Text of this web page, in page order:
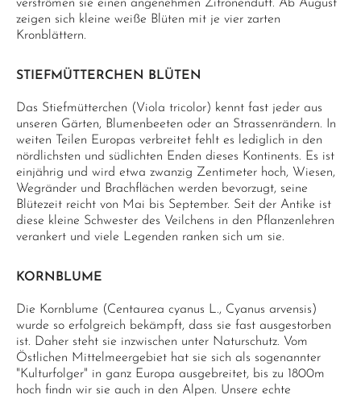
verströmen sie einen angenehmen Zitronenduft. Ab August
zeigen sich kleine weiße Blüten mit je vier zarten
Kronblättern.
STIEFMÜTTERCHEN BLÜTEN
Das Stiefmütterchen (Viola tricolor) kennt fast jeder aus
unseren Gärten, Blumenbeeten oder an Strassenrändern. In
weiten Teilen Europas verbreitet fehlt es lediglich in den
nördlichsten und südlichten Enden dieses Kontinents. Es ist
einjährig und wird etwa zwanzig Zentimeter hoch, Wiesen,
Wegränder und Brachflächen werden bevorzugt, seine
Blütezeit reicht von Mai bis September. Seit der Antike ist
diese kleine Schwester des Veilchens in den Pflanzenlehren
verankert und viele Legenden ranken sich um sie.
KORNBLUME
Die Kornblume (Centaurea cyanus L., Cyanus arvensis)
wurde so erfolgreich bekämpft, dass sie fast ausgestorben
ist. Daher steht sie inzwischen unter Naturschutz. Vom
Östlichen Mittelmeergebiet hat sie sich als sogenannter
"Kulturfolger" in ganz Europa ausgebreitet, bis zu 1800m
hoch findn wir sie auch in den Alpen. Unsere echte